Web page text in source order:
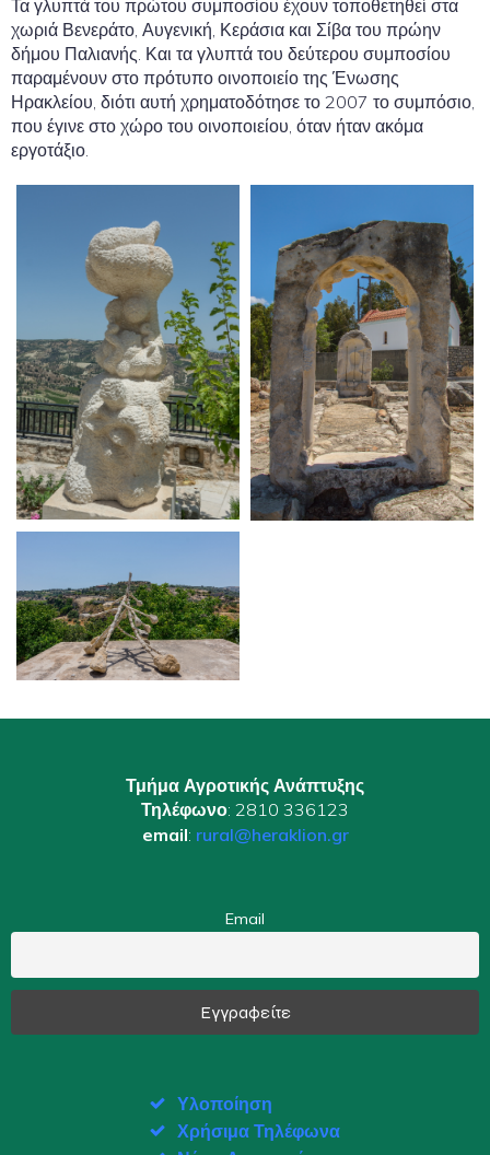
Τα γλυπτά του πρώτου συμποσίου έχουν τοποθετηθεί στα
χωριά Βενεράτο, Αυγενική, Κεράσια και Σίβα του πρώην
δήμου Παλιανής. Και τα γλυπτά του δεύτερου συμποσίου
παραμένουν στο πρότυπο οινοποιείο της Ένωσης
Ηρακλείου, διότι αυτή χρηματοδότησε το 2007 το συμπόσιο,
που έγινε στο χώρο του οινοποιείου, όταν ήταν ακόμα
εργοτάξιο.
Τμήμα Αγροτικής Ανάπτυξης
Τηλέφωνο: 2810 336123
email: rural@heraklion.gr
Email
Υλοποίηση
Χρήσιμα Τηλέφωνα